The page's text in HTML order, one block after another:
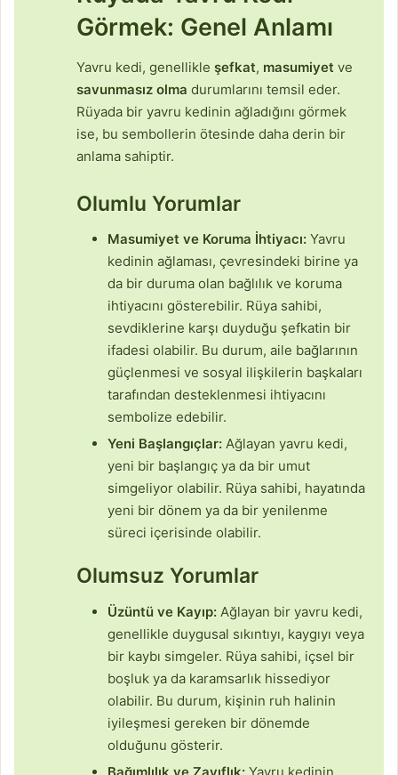
Görmek: Genel Anlamı
Yavru kedi, genellikle şefkat, masumiyet ve
savunmasız olma durumlarını temsil eder.
Rüyada bir yavru kedinin ağladığını görmek
ise, bu sembollerin ötesinde daha derin bir
anlama sahiptir.
Olumlu Yorumlar
Masumiyet ve Koruma İhtiyacı: Yavru
kedinin ağlaması, çevresindeki birine ya
da bir duruma olan bağlılık ve koruma
ihtiyacını gösterebilir. Rüya sahibi,
sevdiklerine karşı duyduğu şefkatin bir
ifadesi olabilir. Bu durum, aile bağlarının
güçlenmesi ve sosyal ilişkilerin başkaları
tarafından desteklenmesi ihtiyacını
sembolize edebilir.
Yeni Başlangıçlar: Ağlayan yavru kedi,
yeni bir başlangıç ya da bir umut
simgeliyor olabilir. Rüya sahibi, hayatında
yeni bir dönem ya da bir yenilenme
süreci içerisinde olabilir.
Olumsuz Yorumlar
Üzüntü ve Kayıp: Ağlayan bir yavru kedi,
genellikle duygusal sıkıntıyı, kaygıyı veya
bir kaybı simgeler. Rüya sahibi, içsel bir
boşluk ya da karamsarlık hissediyor
olabilir. Bu durum, kişinin ruh halinin
iyileşmesi gereken bir dönemde
olduğunu gösterir.